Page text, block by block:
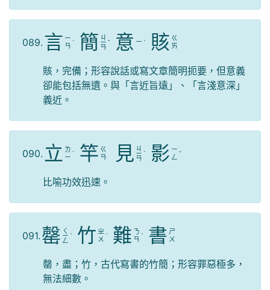
089. 言 ㄧ
ㄢ ˊ 簡 ㄐ
ㄧ
ㄢ
ˇ 意 ㄧ ˋ 賅 ㄍ
ㄞ
賅，完備；形容說話或寫文章簡明扼要，但意義
卻能包括無遺。與「言近旨遠」、「言淺意深」
義近。
090. 立 ㄌ
ㄧ ˋ 竿 ㄍ
ㄢ
見 ㄐ
ㄧ
ㄢ
ˋ 影 ㄧ
ㄥ ˇ
比喻功效迅速。
091. 罄 ㄑ
ㄧ
ㄥ
ˋ 竹 ㄓ
ㄨ ˊ 難 ㄋ
ㄢ ˊ 書 ㄕ
ㄨ
罄，盡；竹，古代寫書的竹簡；形容罪惡極多，
無法細數。